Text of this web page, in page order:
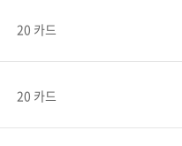
20 카드
20 카드